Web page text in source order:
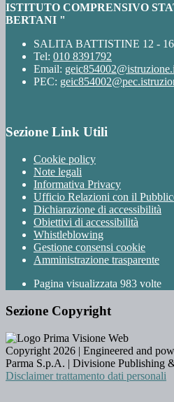
ISTITUTO COMPRENSIVO
BERTANI "
SALITA BATTISTINE 12 -
Tel: 010 8391792
Email:
PEC:
Sezione Link Utili
Cookie policy
Note legali
Informativa Privacy
Ufficio Relazioni con il
Dichiarazione di accessibilità
Obiettivi di accessibilità
Whistleblowing
Gestione consensi cookie
Amministrazione trasparente
Pagina visualizzata 983 volte
Sezione Copyright
Copyright 2026 | Engineered and
Parma S.p.A. | Divisione Publishing
Disclaimer trattamento dati personali